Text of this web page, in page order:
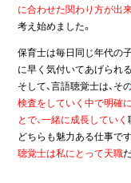
に合わせた関わり方が出
考え始めました。
保育士は毎日同じ年代の
に早く気付いてあげられ
そして、言語聴覚士は、そ
検査をしていく中で明確
とで、一緒に成長していく
どちらも魅力ある仕事で
聴覚士は私にとって天職